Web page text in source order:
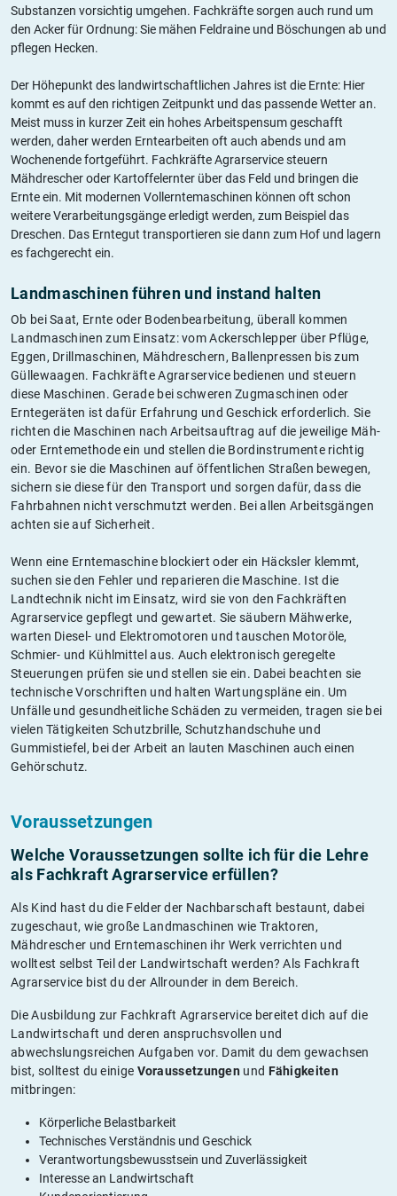
Substanzen vorsichtig umgehen. Fachkräfte sorgen auch rund um
den Acker für Ordnung: Sie mähen Feldraine und Böschungen ab und
pflegen Hecken.
Der Höhepunkt des landwirtschaftlichen Jahres ist die Ernte: Hier
kommt es auf den richtigen Zeitpunkt und das passende Wetter an.
Meist muss in kurzer Zeit ein hohes Arbeitspensum geschafft
werden, daher werden Erntearbeiten oft auch abends und am
Wochenende fortgeführt. Fachkräfte Agrarservice steuern
Mähdrescher oder Kartoffelernter über das Feld und bringen die
Ernte ein. Mit modernen Vollerntemaschinen können oft schon
weitere Verarbeitungsgänge erledigt werden, zum Beispiel das
Dreschen. Das Erntegut transportieren sie dann zum Hof und lagern
es fachgerecht ein.
Landmaschinen führen und instand halten
Ob bei Saat, Ernte oder Bodenbearbeitung, überall kommen
Landmaschinen zum Einsatz: vom Ackerschlepper über Pflüge,
Eggen, Drillmaschinen, Mähdreschern, Ballenpressen bis zum
Güllewaagen. Fachkräfte Agrarservice bedienen und steuern
diese Maschinen. Gerade bei schweren Zugmaschinen oder
Erntegeräten ist dafür Erfahrung und Geschick erforderlich. Sie
richten die Maschinen nach Arbeitsauftrag auf die jeweilige Mäh-
oder Erntemethode ein und stellen die Bordinstrumente richtig
ein. Bevor sie die Maschinen auf öffentlichen Straßen bewegen,
sichern sie diese für den Transport und sorgen dafür, dass die
Fahrbahnen nicht verschmutzt werden. Bei allen Arbeitsgängen
achten sie auf Sicherheit.
Wenn eine Erntemaschine blockiert oder ein Häcksler klemmt,
suchen sie den Fehler und reparieren die Maschine. Ist die
Landtechnik nicht im Einsatz, wird sie von den Fachkräften
Agrarservice gepflegt und gewartet. Sie säubern Mähwerke,
warten Diesel- und Elektromotoren und tauschen Motoröle,
Schmier- und Kühlmittel aus. Auch elektronisch geregelte
Steuerungen prüfen sie und stellen sie ein. Dabei beachten sie
technische Vorschriften und halten Wartungspläne ein. Um
Unfälle und gesundheitliche Schäden zu vermeiden, tragen sie bei
vielen Tätigkeiten Schutzbrille, Schutzhandschuhe und
Gummistiefel, bei der Arbeit an lauten Maschinen auch einen
Gehörschutz.
Voraussetzungen
Welche Voraussetzungen sollte ich für die Lehre
als Fachkraft Agrarservice erfüllen?
Als Kind hast du die Felder der Nachbarschaft bestaunt, dabei
zugeschaut, wie große Landmaschinen wie Traktoren,
Mähdrescher und Erntemaschinen ihr Werk verrichten und
wolltest selbst Teil der Landwirtschaft werden? Als Fachkraft
Agrarservice bist du der Allrounder in dem Bereich.
Die Ausbildung zur Fachkraft Agrarservice bereitet dich auf die
Landwirtschaft und deren anspruchsvollen und
abwechslungsreichen Aufgaben vor. Damit du dem gewachsen
bist, solltest du einige Voraussetzungen und Fähigkeiten
mitbringen:
Körperliche Belastbarkeit
Technisches Verständnis und Geschick
Verantwortungsbewusstsein und Zuverlässigkeit
Interesse an Landwirtschaft